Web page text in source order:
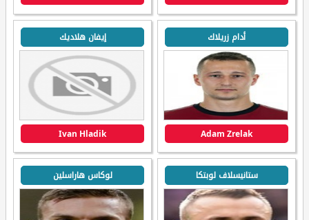
أدام زريلاك
Adam Zrelak
إيفان هلاديك
Ivan Hladik
ستانيسلاف لوبتكا لوكاس هاراسلين